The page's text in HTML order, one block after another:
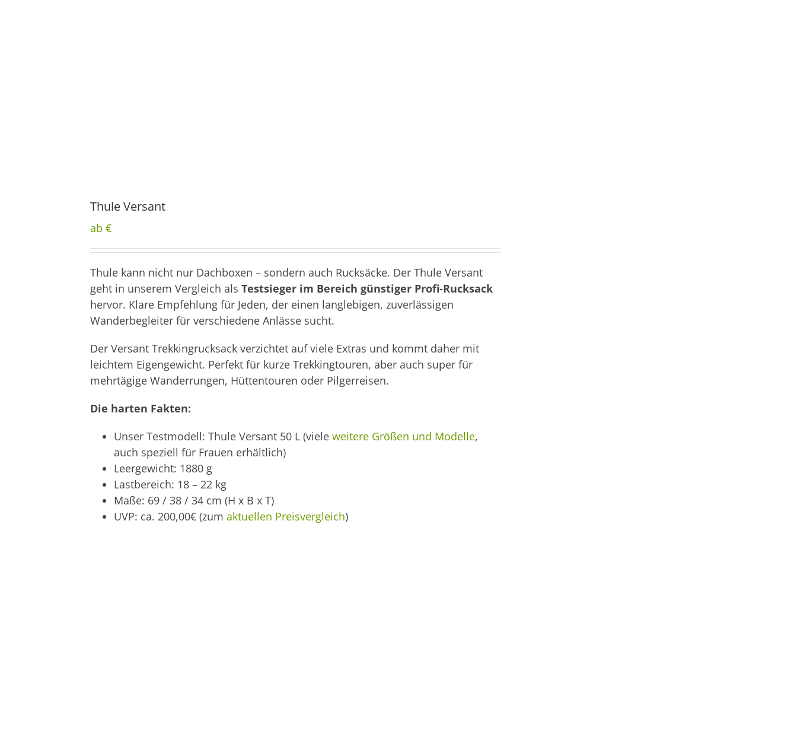
Thule Versant
ab €
Thule kann nicht nur Dachboxen – sondern auch Rucksäcke. Der Thule Versant
geht in unserem Vergleich als Testsieger im Bereich günstiger Profi-Rucksack
hervor. Klare Empfehlung für Jeden, der einen langlebigen, zuverlässigen
Wanderbegleiter für verschiedene Anlässe sucht.
Der Versant Trekkingrucksack verzichtet auf viele Extras und kommt daher mit
leichtem Eigengewicht. Perfekt für kurze Trekkingtouren, aber auch super für
mehrtägige Wanderrungen, Hüttentouren oder Pilgerreisen.
Die harten Fakten:
Unser Testmodell: Thule Versant 50 L (viele weitere Größen und Modelle,
auch speziell für Frauen erhältlich)
Leergewicht: 1880 g
Lastbereich: 18 – 22 kg
Maße: 69 / 38 / 34 cm (H x B x T)
UVP: ca. 200,00€ (zum aktuellen Preisvergleich)